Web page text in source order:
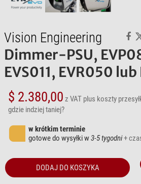
Vision Engineering
Dimmer-PSU,
EVS011, EVR050
$ 2.380,00 z VAT plus koszty
gdzie indziej taniej?
w krótkim terminie
gotowe do wysyłki w3-5 tygodni+
DODAJ DO KOSZYKA